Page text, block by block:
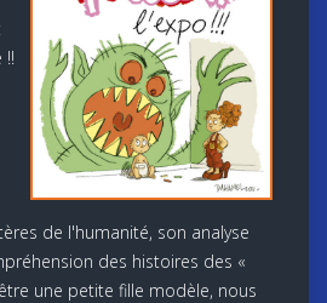
!!
de l'humanité, son analyse
des histoires des «
une petite fille modèle, nous